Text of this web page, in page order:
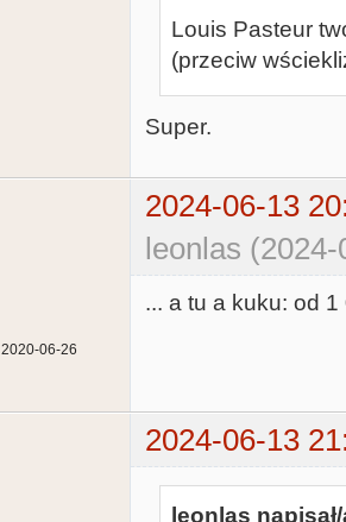
Louis Pasteur
(przeciw
Super.
2024-06-13
leonlas
2020-06-26
... a tu a kuku: od
2024-06-13
leonlas